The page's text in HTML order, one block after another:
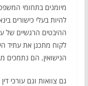
מיומנים בתחומי
להיות בעלי כישורים
ההיבטים הרגשיים של
לקוח מתכנן את עתיד
הנישואין, הם נתמכים
גם צוואות וגם עורכי